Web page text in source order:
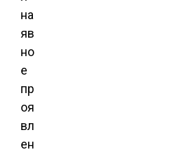
на
яв
но
е
пр
оя
вл
ен